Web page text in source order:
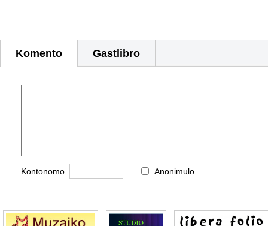
Komento Gastlibro
Kontonomo Anonimulo